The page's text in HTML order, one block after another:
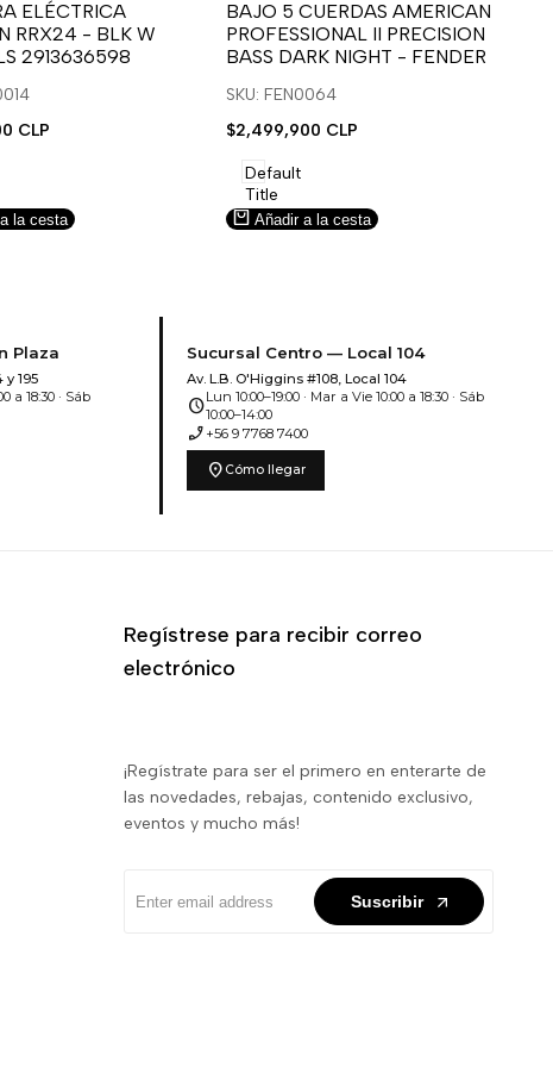
ELÉCTRICA
RRX24 - BLK W
2913636598
CLP
la cesta
para
usar
la
lista
deseos.
para
usar
Compare
BAJO 5 CUERDAS AMERICAN
PROFESSIONAL II PRECISION
BASS DARK NIGHT - FENDER
SKU: FEN0064
Precio
venta
$2,499,900 CLP
Default
Title
Añadir a la cesta
Plaza
y 195
a 18:30 · Sáb
Sucursal Centro — Local 104
Av. L.B. O'Higgins #108, Local 104
scheduleLun 10:00–19:00 · Mar a Vie 10:00 a 18:30 · Sáb
10:00–14:00
phone_enabled +56 9 7768 7400
location_on Cómo llegar
Regístrese para recibir correo
electrónico
¡Regístrate para ser el primero en enterarte de
las novedades, rebajas, contenido exclusivo,
eventos y mucho más!
Suscribir